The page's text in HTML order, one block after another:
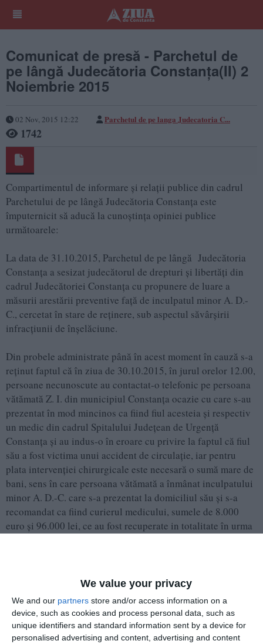
We value your privacy
We and our partners store and/or access information on a
device, such as cookies and process personal data, such as
unique identifiers and standard information sent by a device for
personalised advertising and content, advertising and content
Comunicat de presă - Parchetul de
pe lângă Judecătoria Constanţa(II) 2
Noiembrie 2015
02 Nov, 2015 12:22 Parchetul de pe langa Judecatoria C...
1742
Compartimentul de informare şi relaţii publice din cadrul
Parchetului de pe lângă Judecătoria Constanţa este
împuternicit să aducă la cunoştinţa opiniei publice
următoarele:
La data de 31.10.2015, Parchetul de pe lângă Judecătoria
Constanţa a sesizat judecătorul de drepturi şi libertăţi din
cadrul Judecătoriei Constanţa cu propunere de luare a
măsurii arestării preventive faţă de inculpatul minor A. D.-
C., cercetat în stare de reţinere, sub aspectul săvârşirii
infracţiunii de înşelăciune.
Din probele administrate până în acest moment în cauză s-a
reţinut faptul că în ziua de 30.10.2015, în jurul orelor 12.00,
persoane necunoscute au contactat-o telefonic pe persoana
vătămată Z. I. din municipiul Constanţa ocazie cu care s-au
prezentat în mod mincinos ca fiind fiul acesteia şi respectiv
un medic din cadrul Spitalului Judeţean de Urgenţă
Constanţa şi au indus-o în eroare cu privire la faptul că fiul
său a fost victima unui accident de circulaţie, iar pentru
plata intervenţiei chirurgicale este necesară o sumă mare de
bani, sens în care persoana vătămată a înmânat inculpatului
minor A. D.-C. care s-a prezentat la domiciliul său şi s-a
recomandat ca fiind curierul medicului, sumele de 8.000
euro şi 96.000 lei, ce au fost recuperate in totalitate în urma
Judecătorul de drepturi şi libertăţi din cadrul Judecătoriei
Constanţa a respins propunerea formulată şi a dispus luarea
faţă de inculpat a măsurii arestului la domiciliu pe o
perioadă de 30 de zile.